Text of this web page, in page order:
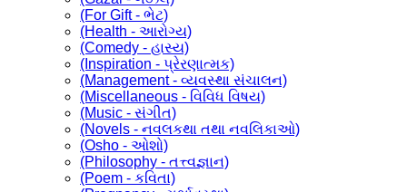
(For Gift - ભેટ)
(Health - આરોગ્ય)
(Comedy - હાસ્ય)
(Inspiration - પ્રેરણાત્મક)
(Management - વ્યવસ્થા સંચાલન)
(Miscellaneous - વિવિધ વિષય)
(Music - સંગીત)
(Novels - નવલકથા તથા નવલિકાઓ)
(Osho - ઓશો)
(Philosophy - તત્ત્વજ્ઞાન)
(Poem - કવિતા)